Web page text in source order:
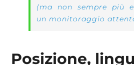
(ma non sempre più
un monitoraggio
Posizione,